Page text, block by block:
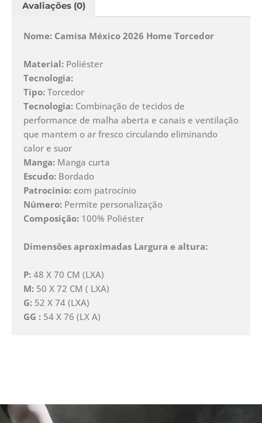
Avaliações (0)
Nome: Camisa México 2026 Home Torcedor
Material: Poliéster
Tecnologia:
Tipo: Torcedor
Tecnologia: Combinação de tecidos de
performance de malha aberta e canais e ventilação
que mantem o ar fresco circulando eliminando
calor e suor
Manga: Manga curta
Escudo: Bordado
Patrocínio: com patrocínio
Número: Permite personalização
Composição: 100% Poliéster
Dimensões aproximadas Largura e altura:
P: 48 X 70 CM (LXA)
M: 50 X 72 CM ( LXA)
G: 52 X 74 (LXA)
GG : 54 X 76 (LX A)